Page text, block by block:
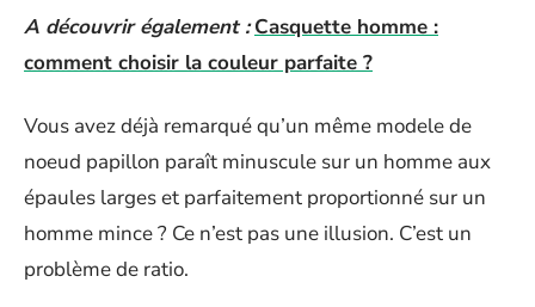
A découvrir également : Casquette homme :
comment choisir la couleur parfaite ?
Vous avez déjà remarqué qu’un même modele de
noeud papillon paraît minuscule sur un homme aux
épaules larges et parfaitement proportionné sur un
homme mince ? Ce n’est pas une illusion. C’est un
problème de ratio.